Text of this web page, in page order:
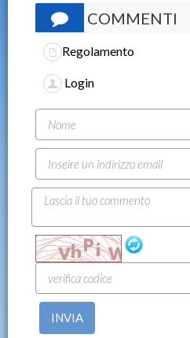
COMMENTI
Regolamento
Login
INVIA